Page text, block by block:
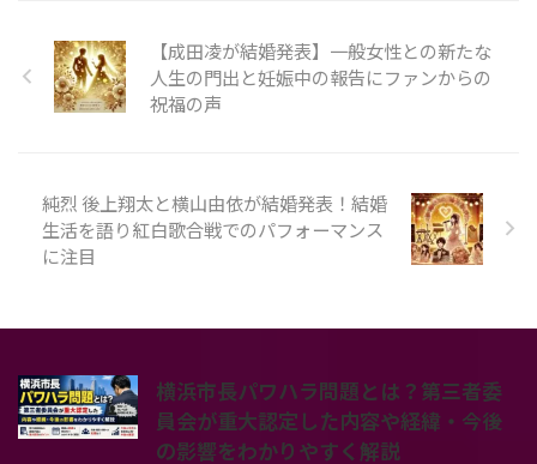
【成田凌が結婚発表】一般女性との新たな
人生の門出と妊娠中の報告にファンからの
祝福の声
純烈 後上翔太と横山由依が結婚発表！結婚
生活を語り紅白歌合戦でのパフォーマンス
に注目
横浜市長パワハラ問題とは？第三者委
員会が重大認定した内容や経緯・今後
の影響をわかりやすく解説